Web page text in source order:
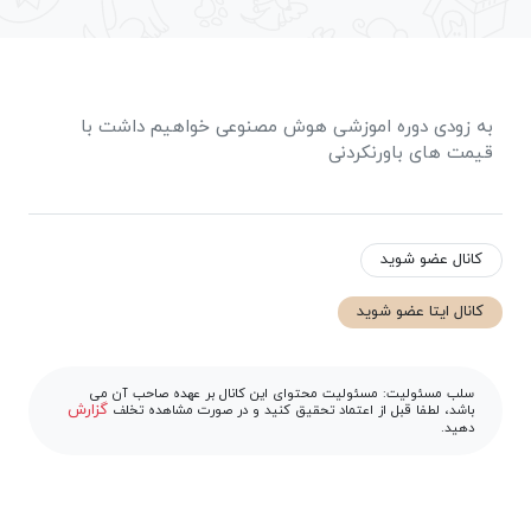
به زودی دوره اموزشی هوش مصنوعی خواهیم داشت با
قیمت های باورنکردنی
کانال عضو شوید
کانال ایتا عضو شوید
سلب مسئولیت: مسئولیت محتوای این کانال بر عهده صاحب آن می
باشد، لطفا قبل از اعتماد تحقیق کنید و در صورت مشاهده تخلف گزارش
دهید.